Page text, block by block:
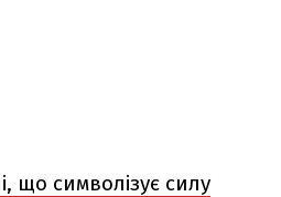
що символізує силу